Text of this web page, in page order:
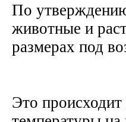
По
животные и
размерах под
Это происходит